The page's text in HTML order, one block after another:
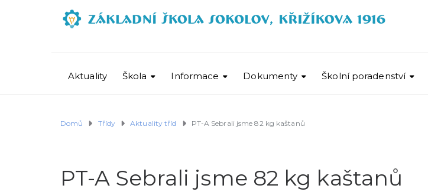
Aktuality Škola Informace Dokumenty Školní poradenství
Domů Třídy Aktuality tříd PT-A Sebrali jsme 82 kg kaštanů
PT-A Sebrali jsme 82 kg kaštanů